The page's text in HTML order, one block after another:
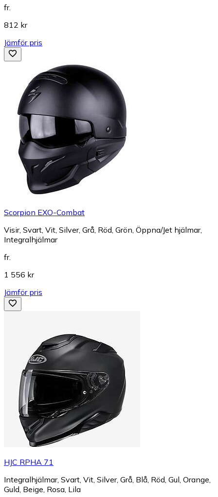
fr.
812 kr
Jämför pris
Scorpion EXO-Combat
Visir, Svart, Vit, Silver, Grå, Röd, Grön, Öppna/Jet hjälmar,
Integralhjälmar
fr.
1 556 kr
Jämför pris
HJC RPHA 71
Integralhjälmar, Svart, Vit, Silver, Grå, Blå, Röd, Gul, Orange,
Guld, Beige, Rosa, Lila